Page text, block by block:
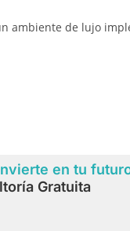
ambiente de lujo
en tu
Gratuita